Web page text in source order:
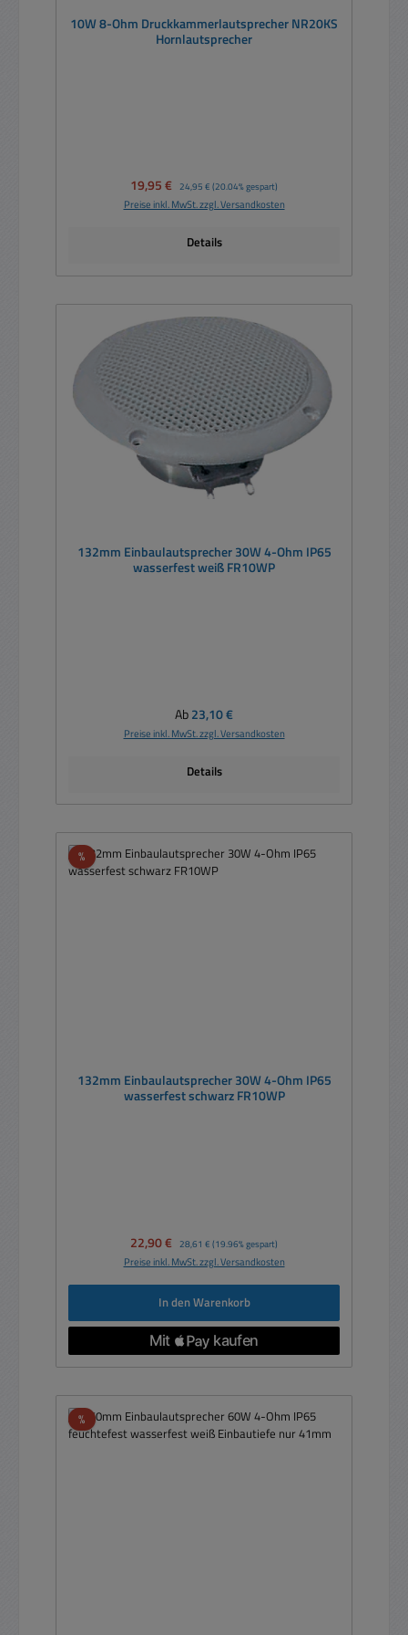
10W 8-Ohm Druckkammerlautsprecher NR20KS
Hornlautsprecher
Verkaufspreis:
19,95 € Regulärer Preis:
24,95 € (20.04% gespart)
Preise inkl. MwSt. zzgl. Versandkosten
Details
132mm Einbaulautsprecher 30W 4-Ohm IP65
wasserfest weiß FR10WP
Regulärer Preis:
Ab23,10 €
Preise inkl. MwSt. zzgl. Versandkosten
Details
%Rabatt
132mm Einbaulautsprecher 30W 4-Ohm IP65
wasserfest schwarz FR10WP
Verkaufspreis:
22,90 € Regulärer Preis:
28,61 € (19.96% gespart)
Preise inkl. MwSt. zzgl. Versandkosten
In den Warenkorb
%Rabatt